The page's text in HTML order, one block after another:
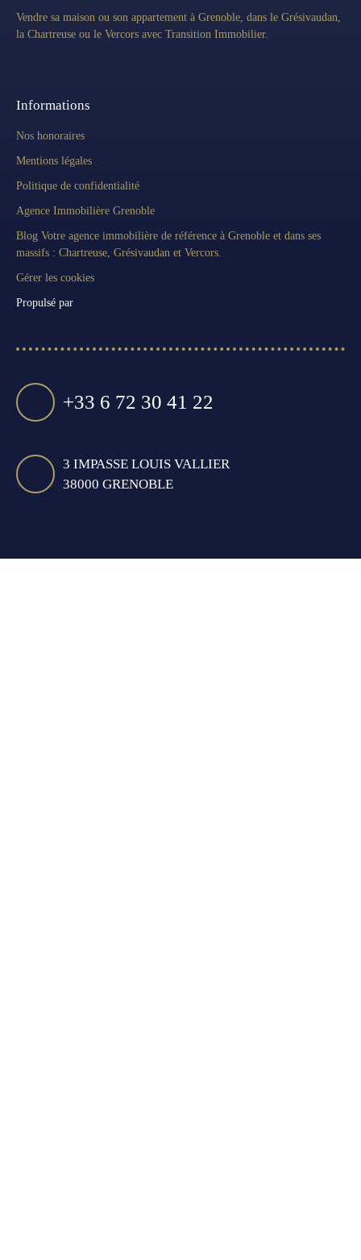
Vendre sa maison ou son appartement à Grenoble, dans le Grésivaudan,
la Chartreuse ou le Vercors avec Transition Immobilier.
Informations
Nos honoraires
Mentions légales
Politique de confidentialité
Agence Immobilière Grenoble
Blog Votre agence immobilière de référence à Grenoble et dans ses
massifs : Chartreuse, Grésivaudan et Vercors.
Gérer les cookies
Propulsé par
+33 6 72 30 41 22
3 IMPASSE LOUIS VALLIER
38000 GRENOBLE